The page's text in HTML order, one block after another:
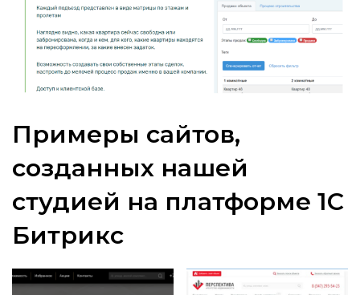
Примеры сайтов,
созданных нашей
студией на платформе 1С
Битрикс